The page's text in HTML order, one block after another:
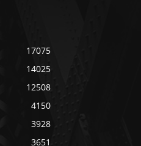
17075
14025
12508
4150
3928
3651